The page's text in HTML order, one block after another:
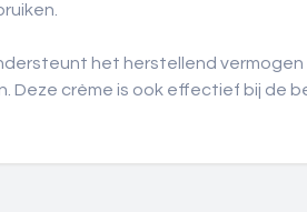
het herstellend
crème is ook effectief bij de